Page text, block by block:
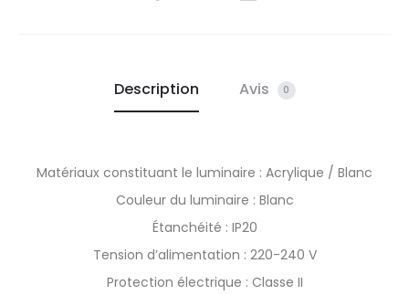
Description Avis 0
Matériaux constituant le luminaire : Acrylique / Blanc
Couleur du luminaire : Blanc
Étanchéité : IP20
Tension d’alimentation : 220-240 V
Protection électrique : Classe II